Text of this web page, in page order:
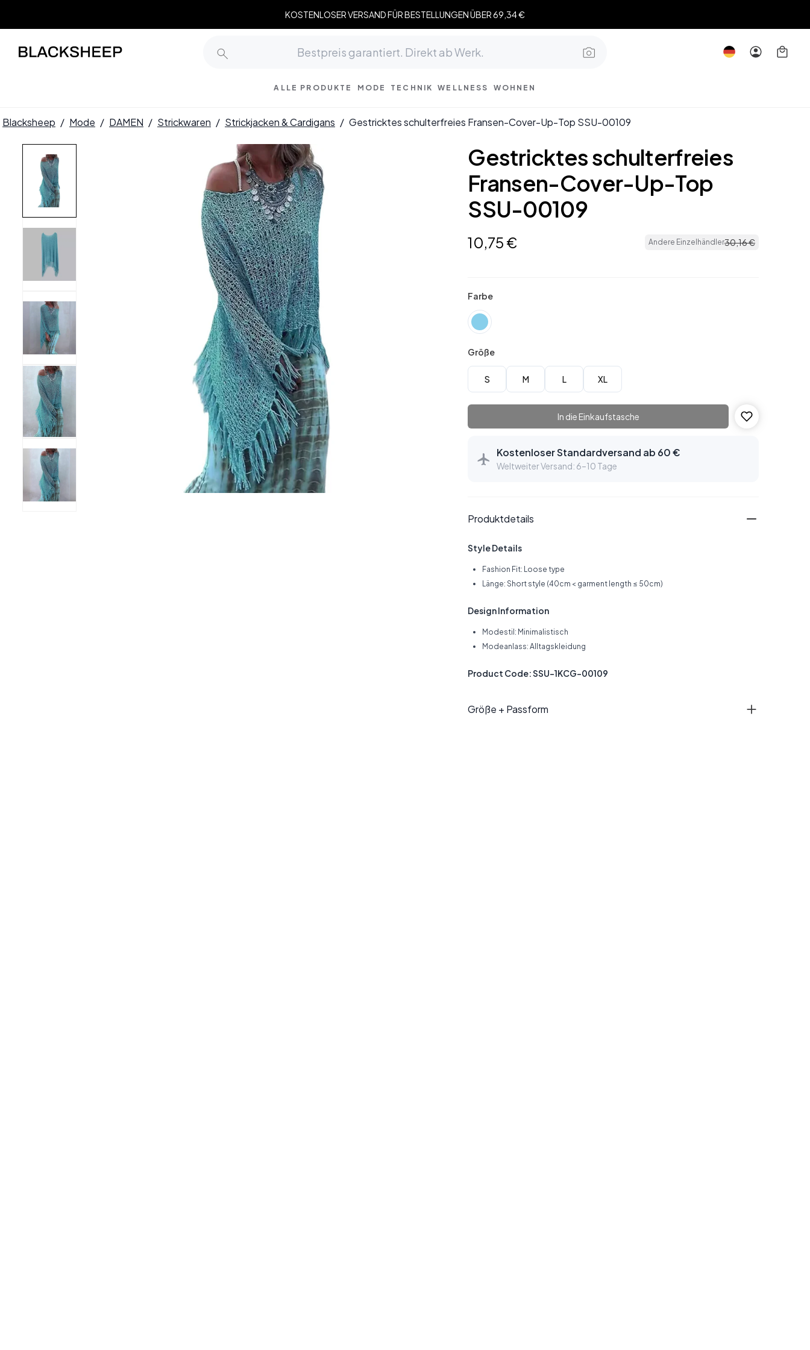
KOSTENLOSER VERSAND FÜR BESTELLUNGEN ÜBER 69,34 €
ALLE PRODUKTE MODE TECHNIK WELLNESS WOHNEN
Blacksheep / Mode / DAMEN / Strickwaren / Strickjacken & Cardigans / Gestricktes schulterfreies Fransen-Cover-Up-Top SSU-00109
Gestricktes schulterfreies
Fransen-Cover-Up-Top
SSU-00109
10,75 € Andere Einzelhändler30,16€
Farbe
Größe
S M L XL
In die Einkaufstasche
Kostenloser Standardversand ab 60 €
Weltweiter Versand: 6–10 Tage
Produktdetails
Style Details
Fashion Fit: Loose type
Länge: Short style (40cm < garment length ≤ 50cm)
Design Information
Modestil: Minimalistisch
Modeanlass: Alltagskleidung
Product Code: SSU-1KCG-00109
Größe + Passform